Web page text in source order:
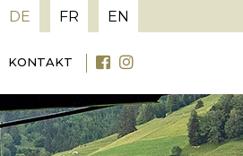
DE FR EN
KONTAKT